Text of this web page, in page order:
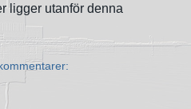
ligger utanför denna